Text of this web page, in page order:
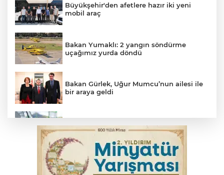
Büyükşehir'den afetlere hazır iki yeni
mobil araç
Bakan Yumaklı: 2 yangın söndürme
uçağımız yurda döndü
Bakan Gürlek, Uğur Mumcu’nun ailesi ile
bir araya geldi
yansıyacak mı?
Serbest piyasada döviz fiyatları